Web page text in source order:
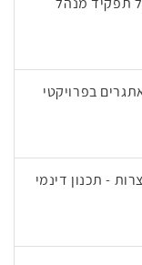
בפרויקטי
- תכנון דינמי